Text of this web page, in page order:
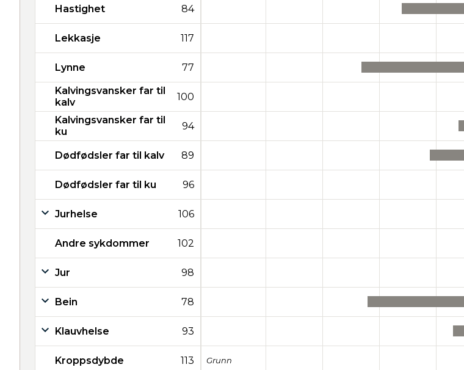
Hastighet 84
Lekkasje 117
Lynne 77
Kalvingsvansker far til
kalv
100
Kalvingsvansker far til
ku
94
Dødfødsler far til kalv 89
Dødfødsler far til ku 96
Jurhelse 106
Andre sykdommer 102
Jur 98
Bein 78
Klauvhelse 93
Kroppsdybde 113 Grunn